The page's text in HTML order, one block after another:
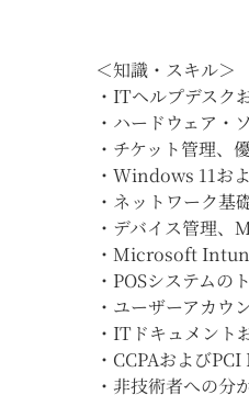
＜知識・スキル＞
・ITヘルプデスク
・ハードウェア・
・チケット管理、
・Windows 11お
・ネットワーク基
・デバイス管理
・Microsoft
・POSシステムの
・ユーザーアカウ
・ITドキュメント
・CCPAおよび
・非技術者への分